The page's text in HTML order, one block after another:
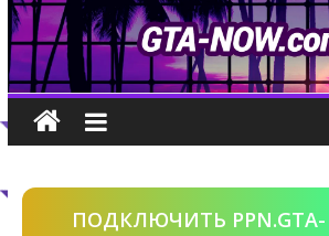
ПОДКЛЮЧИТЬ PPN.GTA-